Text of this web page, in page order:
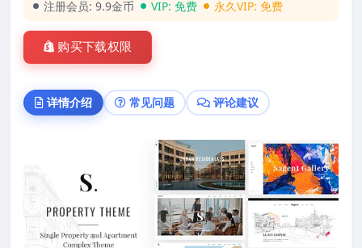
注册会员: 9.9金币 VIP: 免费 永久VIP: 免费
购买下载权限
详情介绍 常见问题 评论建议